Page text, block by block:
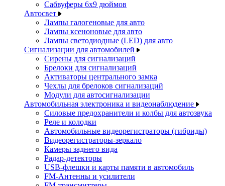
Сабвуферы 6x9 дюймов
Автосвет
Лампы галогеновые для авто
Лампы ксеноновые для авто
Лампы светодиодные (LED) для авто
Сигнализации для автомобилей
Сирены для сигнализаций
Брелоки для сигнализаций
Активаторы центрального замка
Чехлы для брелоков сигнализаций
Модули для автосигнализации
Автомобильная электроника и видеонаблюдение
Силовые предохранители и колбы для автозвука
Реле и колодки
Автомобильные видеорегистраторы (гибриды)
Видеорегистраторы-зеркало
Камеры заднего вида
Радар-детекторы
USB-флешки и карты памяти в автомобиль
FM-Антенны и усилители